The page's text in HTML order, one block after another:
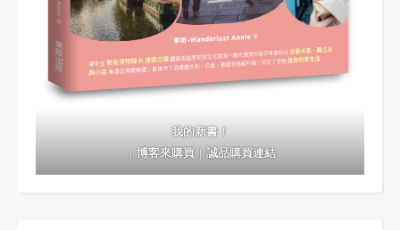
我的新書！
｜博客來購買｜誠品購買連結